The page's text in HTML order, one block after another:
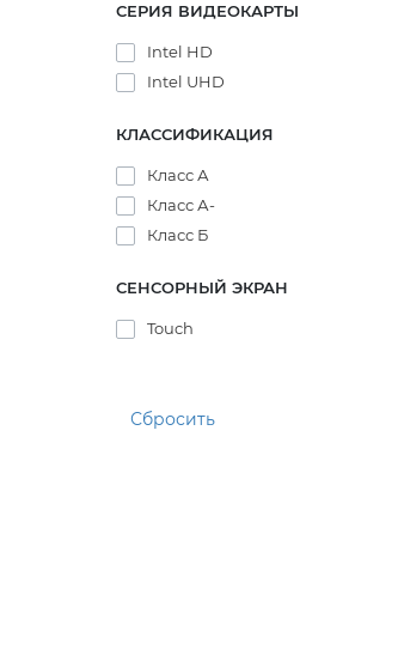
СЕРИЯ ВИДЕОКАРТЫ
Intel HD
Intel UHD
КЛАССИФИКАЦИЯ
Класс А
Класс А-
Класс Б
СЕНСОРНЫЙ ЭКРАН
Touch
Сбросить